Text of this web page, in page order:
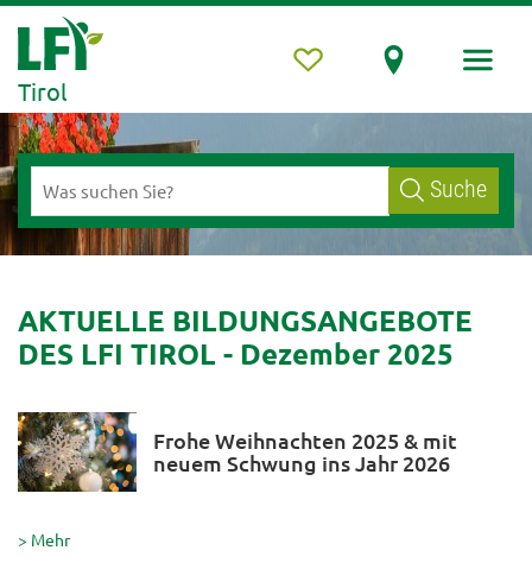
Tirol
Suche
AKTUELLE BILDUNGSANGEBOTE
DES LFI TIROL - Dezember 2025
Frohe Weihnachten 2025 & mit
neuem Schwung ins Jahr 2026
> Mehr